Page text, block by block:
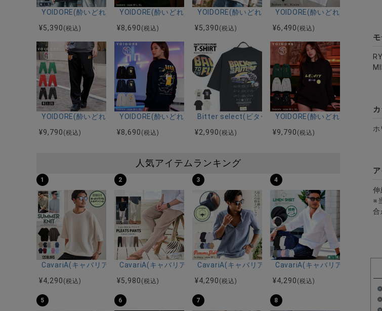
YOIDORE(酔いどれ)酔虎ネオン半袖TEE/全2色
¥5,390 (税込)
YOIDORE(酔いどれ)BEER SUKIクルーネックスウェット/全3色
¥8,690 (税込)
YOIDORE(酔いどれ)八剣伝コラボTEE/全2色
¥5,390 (税込)
YOIDORE(酔いどれ)クルーネ
¥6,490 (税込)
YOIDORE(酔いどれ)酒愛好家ジャージパンツ/全3色
¥9,790 (税込)
YOIDORE(酔いどれ)雷様クルーネックスウェット/全3色
¥8,690 (税込)
Bitter select(ビターセレクト)BACK TO THE
¥2,990 (税込)
YOIDORE(酔いどれ)レモンハイ
¥9,790 (税込)
人気アイテムランキング
1
CavariA(キャバリア)12Gミラノリブクルーネックドルマンハーフスリーブニット/全12色
¥4,290 (税込)
2
CavariA(キャバリア)プリーツ加工イージーロングパンツ/全5色
¥5,980 (税込)
3
CavariA(キャバリア)パナマ織り7分袖カプリシャツ/全9
¥4,290 (税込)
4
CavariA(キャバリア)コットン
¥4,290 (税込)
5 6 7 8
伸
※
合